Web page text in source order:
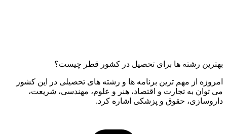
بهترین رشته ها برای تحصیل در کشور قطر چیست؟
امروزه از مهم ترین برنامه ها و رشته های تحصیلی در این کشور
می توان به تجارت و اقتصاد، هنر و علوم، مهندسی، شریعت،
داروسازی، حقوق و پزشکی اشاره کرد.